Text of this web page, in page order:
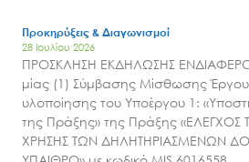
Προκηρύξεις & Διαγωνισμοί
28 Ιουλίου 2026
ΠΡΟΣΚΛΗΣΗ ΕΚΔΗΛΩΣΗΣ
μίας (1) Σύμβασης Μίσθωσης Έργου
υλοποίησης του Υποέργου 1:
της Πράξης» της Πράξης
ΧΡΗΣΗΣ ΤΩΝ ΔΗΛΗΤΗΡΙΑΣΜΕΝΩΝ